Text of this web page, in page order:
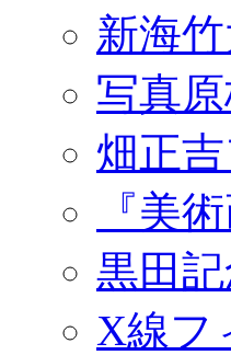
新海
写真
畑正
『美
黒田
X線フ